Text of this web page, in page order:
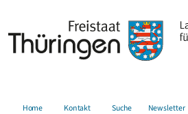
Home Kontakt Suche Newsletter